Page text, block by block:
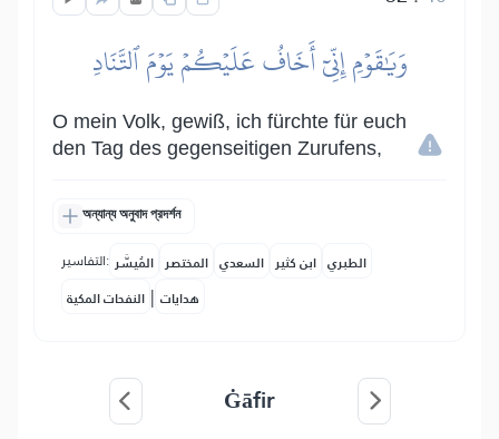
وَيَٰقَوۡمِ إِنِّيٓ أَخَافُ عَلَيۡكُمۡ يَوۡمَ ٱلتَّنَادِ
O mein Volk, gewiß, ich fürchte für euch
den Tag des gegenseitigen Zurufens,
অন্যান্য অনুবাদ প্রদর্শন
التفاسير: المُيسَّر المختصر السعدي ابن كثير الطبري
النفحات المكية | هدايات
Ġāfir